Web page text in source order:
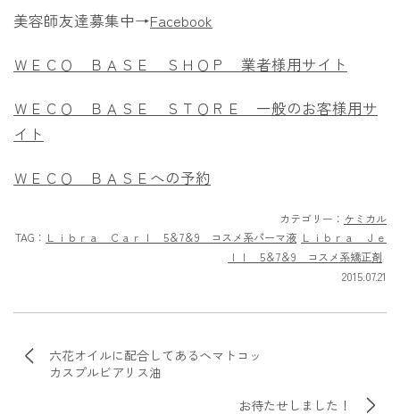
美容師友達募集中→Facebook
ＷＥＣＯ ＢＡＳＥ ＳＨＯＰ 業者様用サイト
ＷＥＣＯ ＢＡＳＥ ＳＴＯＲＥ 一般のお客様用サ
イト
ＷＥＣＯ ＢＡＳＥへの予約
カテゴリー： ケミカル
TAG： Ｌｉｂｒａ Ｃａｒｌ 5＆7＆9 コスメ系パーマ液 Ｌｉｂｒａ Ｊｅ
ｌｌ 5＆7＆9 コスメ系矯正剤
2015.07.21
六花オイルに配合してあるヘマトコッ
カスプルビアリス油
お待たせしました！